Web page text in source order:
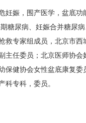
妊娠，围产医学，盆底
糖尿病 、妊娠合并糖尿病
救专家组成员，北京市
主任委员；北京医师协会
保健协会女性盆底康复
科专科，委员。